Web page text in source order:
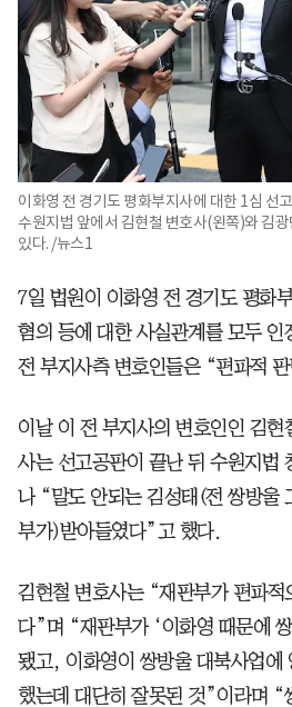
이화영 전 경기도 평화부지사에 대한 1심 선
수원지법 앞에서 김현철 변호사(왼쪽)와 김
있다. /뉴스1
7일 법원이 이화영 전 경기도 평화
혐의 등에 대한 사실관계를 모두 인
전 부지사측 변호인들은 “편파적
이날 이 전 부지사의 변호인인 김현
사는 선고공판이 끝난 뒤 수원지법
나 “말도 안되는 김성태(전 쌍방울
부가)받아들였다”고 했다.
김현철 변호사는 “재판부가 편파적
다”며 “재판부가 ‘이화영 때문에
됐고, 이화영이 쌍방울 대북사업에
했는데 대단히 잘못된 것”이라며 “